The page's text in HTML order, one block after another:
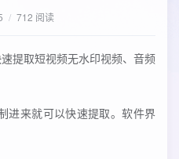
/ 712 阅读
提取短视频无水印视频、音频
进来就可以快速提取。软件界